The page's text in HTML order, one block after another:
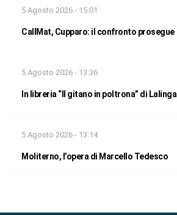
5 Agosto 2026 - 15:01
CallMat, Cupparo: il confronto prosegue
5 Agosto 2026 - 13:36
In libreria “Il gitano in poltrona” di Lalinga
5 Agosto 2026 - 13:14
Moliterno, l’opera di Marcello Tedesco